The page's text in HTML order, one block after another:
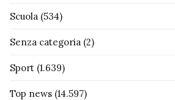
Scuola (534)
Senza categoria (2)
Sport (1.639)
Top news (14.597)